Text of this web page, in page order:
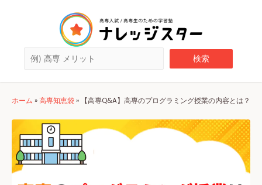
ホーム »高専知恵袋» 【高専Q&A】高専のプログラミング授業の内容とは？